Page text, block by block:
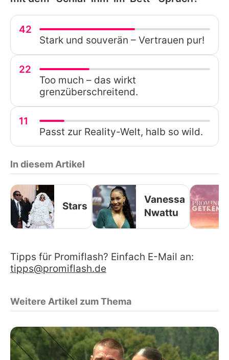
42
Stark und souverän – Vertrauen pur!
22
Too much – das wirkt
grenzüberschreitend.
11
Passt zur Reality-Welt, halb so wild.
In diesem Artikel
Stars
Vanessa
Nwattu
Tipps für Promiflash? Einfach E-Mail an:
tipps@promiflash.de
Weitere Artikel zum Thema